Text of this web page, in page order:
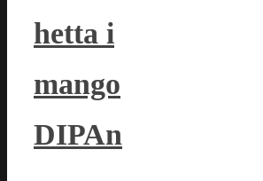
hetta i
mango
DIPAn